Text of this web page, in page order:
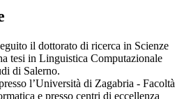
il dottorato di ricerca in Scienze
tesi in Linguistica Computazionale
di Salerno.
l’Università di Zagabria - Facoltà
e presso centri di eccellenza